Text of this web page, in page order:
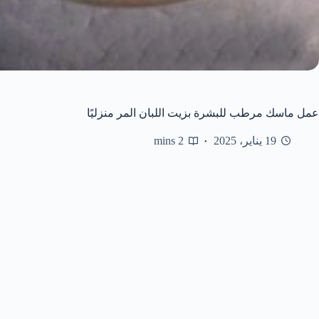
عمل ماسك مرطب للبشرة بزيت اللبان المر منزليًا
19 يناير، 2025 2 mins